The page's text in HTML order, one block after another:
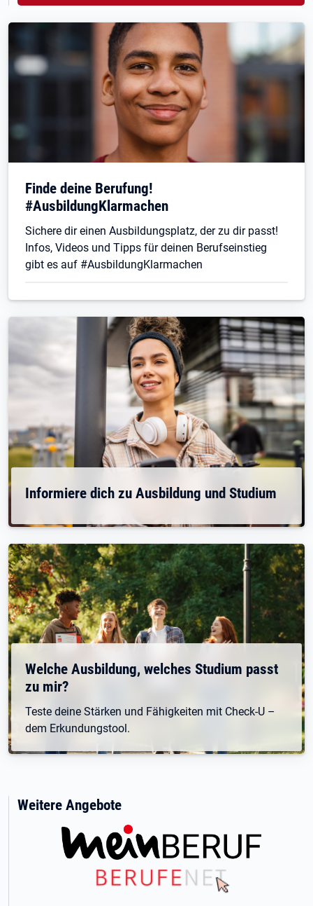
Finde deine Berufung!
#AusbildungKlarmachen
Sichere dir einen Ausbildungsplatz, der zu dir passt!
Infos, Videos und Tipps für deinen Berufseinstieg
gibt es auf #AusbildungKlarmachen
Informiere dich zu Ausbildung und Studium
Welche Ausbildung, welches Studium passt
zu mir?
Teste deine Stärken und Fähigkeiten mit Check-U –
dem Erkundungstool.
Weitere Angebote